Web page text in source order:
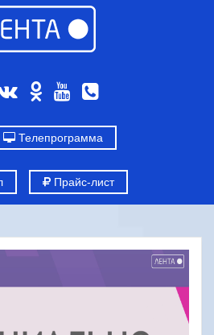
Телепрограмма
Прайс-лист